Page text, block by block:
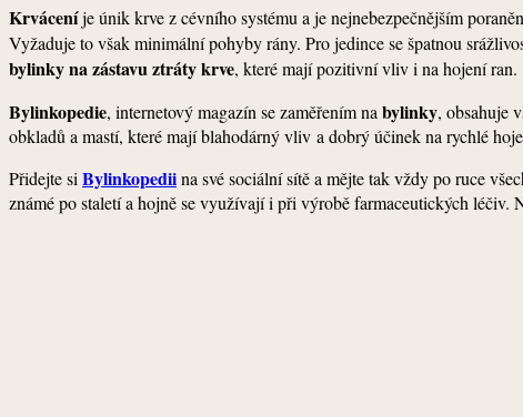
Krváceníje únik krve z cévního systému a je nejnebezpečnějším
Vyžaduje to však minimální pohyby rány. Pro jedince se špatnou
bylinky na zástavu ztráty krve, které mají pozitivní vliv i na hojení ran.
Bylinkopedie, internetový magazín se zaměřením na bylinky, obsahuje
obkladů a mastí, které mají blahodárný vliv a dobrý účinek na rychlé
Přidejte si Bylinkopediina své sociální sítě a mějte tak vždy po ruce
známé po staletí a hojně se využívají i při výrobě farmaceutických